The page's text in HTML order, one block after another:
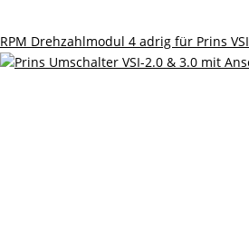
RPM Drehzahlmodul 4 adrig für Prins VSI